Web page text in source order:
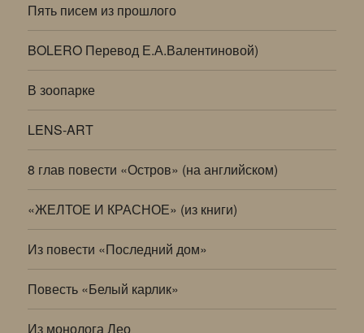
Пять писем из прошлого
BOLERO Перевод Е.А.Валентиновой)
В зоопарке
LENS-ART
8 глав повести «Остров» (на английском)
«ЖЕЛТОЕ И КРАСНОЕ» (из книги)
Из повести «Последний дом»
Повесть «Белый карлик»
Из монолога Лео